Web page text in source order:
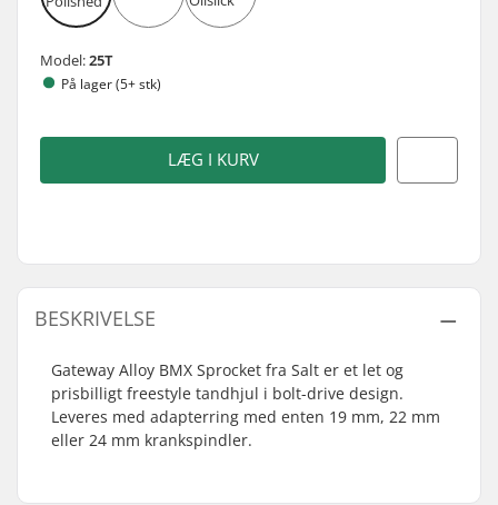
Model:25T
På lager (5+ stk)
LÆG I KURV
BESKRIVELSE
Gateway Alloy BMX Sprocket fra Salt er et let og
prisbilligt freestyle tandhjul i bolt-drive design.
Leveres med adapterring med enten 19 mm, 22 mm
eller 24 mm krankspindler.